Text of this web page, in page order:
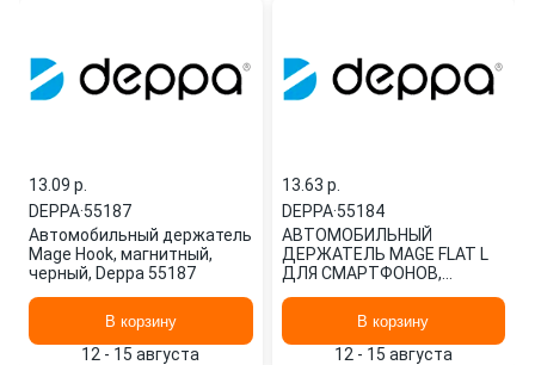
13.09 p.
DEPPA·55187
Автомобильный держатель
Mage Hook, магнитный,
черный, Deppa 55187
В корзину
12 - 15 августа
13.63 p.
DEPPA·55184
АВТОМОБИЛЬНЫЙ
ДЕРЖАТЕЛЬ MAGE FLAT L
ДЛЯ СМАРТФОНОВ,
DEPPA
В корзину
12 - 15 августа